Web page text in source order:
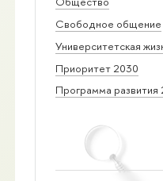
Свободное общение
Университетская
Приоритет 2030
Программа развития